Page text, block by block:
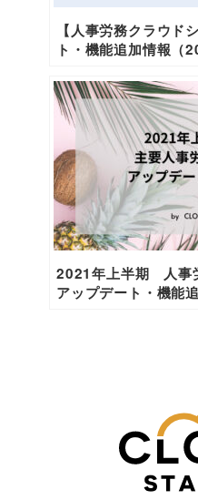
【人事労務クラウド
ト・機能追加情報（
2021年上半期 人事
アップデート・機能